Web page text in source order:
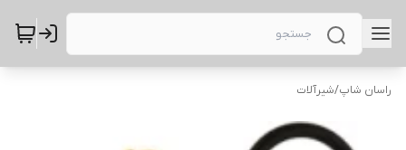
راسان شاپ/شیرآلات